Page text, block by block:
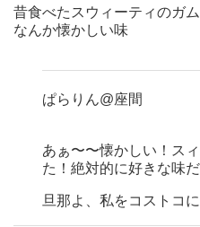
昔食べたスウィーティのガ
なんか懐かしい味
ぱらりん@座間
あぁ〜〜懐かしい！ス
た！絶対的に好きな味だ
旦那よ、私をコストコ